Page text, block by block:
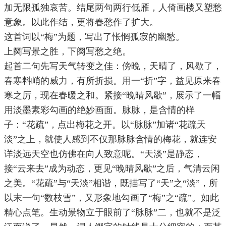
加无限孤独哀苦。结尾两句两行低雁，人倚画楼又塑愁
意象。以此作结，更将春愁作了扩大。
这首词以“梅”为题，写出了怅惘孤寂的幽愁。
上阕写景之胜，下阕写愁之绝。
起首二句先写天气转变之佳：傍晚，天晴了，风歇了，
春寒料峭的威力，有所折损。用一“折”字，益见原来春
寒之厉，现在春暖之和。紧接“晚晴风歇”，展示了一幅
用淡墨素彩勾画的绝妙画面。脉脉，是含情的样
子：“花疏”，点出梅花之开。以“脉脉”加诸“花疏天
淡”之上，就使人感到不仅那脉脉含情的梅花，就连安
详淡远天空也仿佛在向人致意呢。“天淡”是静态，
接“云来去”成为动态，更见“晚晴风歇”之后，气清云闲
之美。“花疏”与“天淡”相谐，既描写了“天”之“淡”，所
以末一句“数枝雪”，又形象地勾画了“梅”之“疏”。如此
精心点笔。生动景物立于眼前了“脉脉”二，也就不是泛